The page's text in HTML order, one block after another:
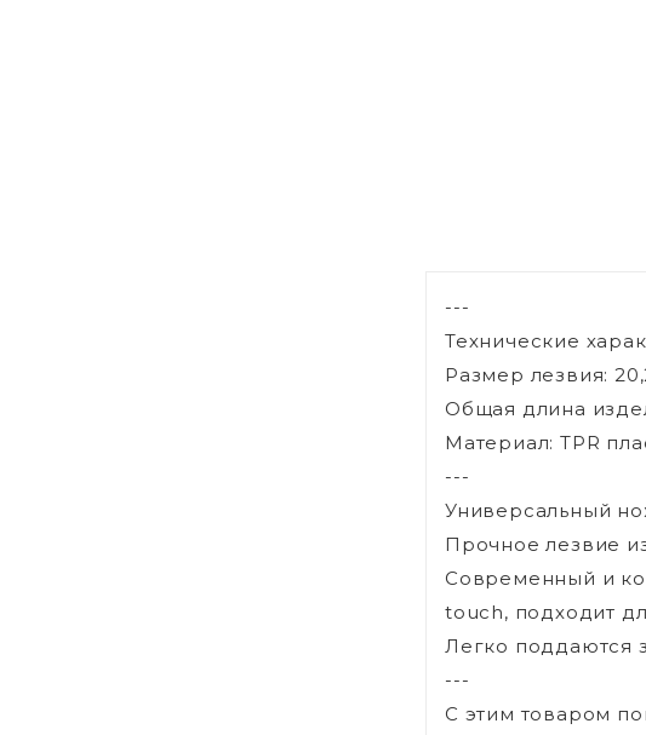
---
Технические
Размер лезвия:
Общая длина
Материал: TPR
---
Универсальный
Прочное лезвие
Современный и
touch, подходит
Легко поддаются
---
С этим товаром